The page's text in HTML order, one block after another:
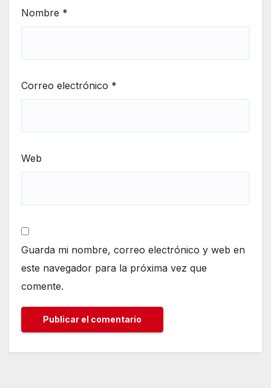
Nombre *
Correo electrónico *
Web
Guarda mi nombre, correo electrónico y web en
este navegador para la próxima vez que
comente.